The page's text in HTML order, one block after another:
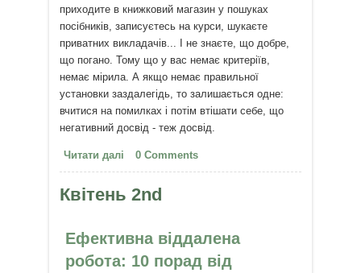
приходите в книжковий магазин у пошуках
посібників, записуєтесь на курси, шукаєте
приватних викладачів... І не знаєте, що добре,
що погано. Тому що у вас немає критеріїв,
немає мірила. А якщо немає правильної
установки заздалегідь, то залишається одне:
вчитися на помилках і потім втішати себе, що
негативний досвід - теж досвід.
Читати далі про Як засвоїти чужу мову?
Поради поліглота і викладача
0 Comments
Квітень 2nd
Ефективна віддалена
робота: 10 порад від